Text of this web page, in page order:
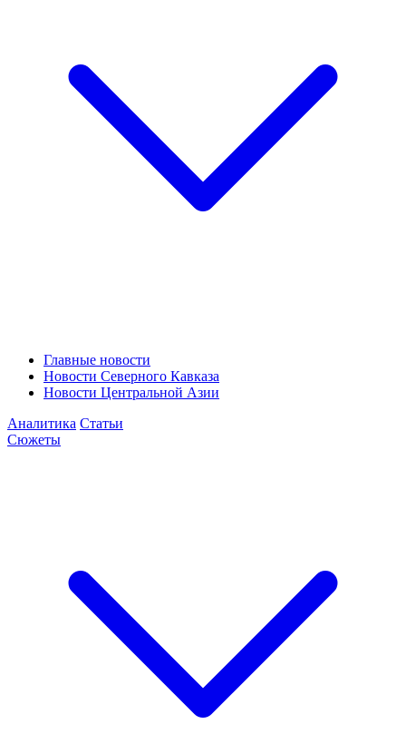
Главные новости
Новости Северного Кавказа
Новости Центральной Азии
Аналитика Статьи
Сюжеты